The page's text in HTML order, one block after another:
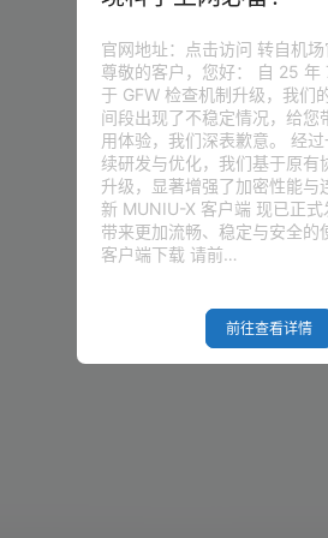
官网地址：点击访问 转自机场
尊敬的客户，您好： 自 25 年
于 GFW 检查机制升级，我们
间段出现了不稳定情况，给您
用体验，我们深表歉意。 经
续研发与优化，我们基于原有
升级，显著增强了加密性能与
新 MUNIU-X 客户端 现已正式
带来更加流畅、稳定与安全的
客户端下载 请前…
前往查看详情